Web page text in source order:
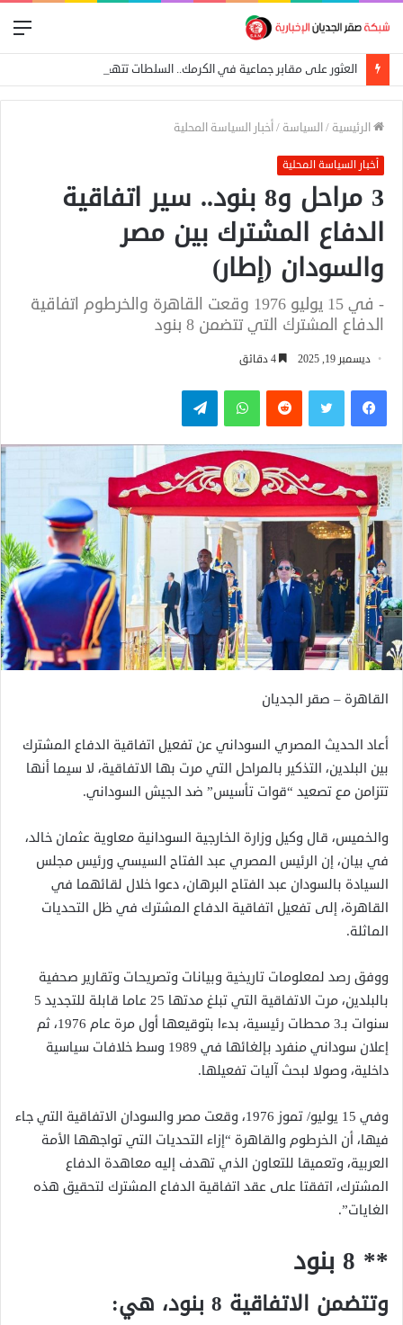
الرئيسية /السياسة /أخبار السياسة المحلية
أخبار السياسة المحلية
3 مراحل و8 بنود.. سير اتفاقية
الدفاع المشترك بين مصر
والسودان (إطار)
- في 15 يوليو 1976 وقعت القاهرة والخرطوم اتفاقية
الدفاع المشترك التي تتضمن 8 بنود
ديسمبر 19, 2025
فيسبوكتويتر واتساب تيلقرام
القاهرة – صقر الجديان
أعاد الحديث المصري السوداني عن تفعيل اتفاقية الدفاع المشترك
بين البلدين، التذكير بالمراحل التي مرت بها الاتفاقية، لا سيما أنها
تتزامن مع تصعيد “قوات تأسيس” ضد الجيش السوداني.
والخميس، قال وكيل وزارة الخارجية السودانية معاوية عثمان خالد،
في بيان، إن الرئيس المصري عبد الفتاح السيسي ورئيس مجلس
السيادة بالسودان عبد الفتاح البرهان، دعوا خلال لقائهما في
القاهرة، إلى تفعيل اتفاقية الدفاع المشترك في ظل التحديات
الماثلة.
ووفق رصد لمعلومات تاريخية وبيانات وتصريحات وتقارير صحفية
بالبلدين، مرت الاتفاقية التي تبلغ مدتها 25 عاما قابلة للتجديد 5
سنوات بـ3 محطات رئيسية، بدءا بتوقيعها أول مرة عام 1976، ثم
إعلان سوداني منفرد بإلغائها في 1989 وسط خلافات سياسية
داخلية، وصولا لبحث آليات تفعيلها.
وفي 15 يوليو/ تموز 1976، وقعت مصر والسودان الاتفاقية التي جاء
فيها، أن الخرطوم والقاهرة “إزاء التحديات التي تواجهها الأمة
العربية، وتعميقا للتعاون الذي تهدف إليه معاهدة الدفاع
المشترك، اتفقتا على عقد اتفاقية الدفاع المشترك لتحقيق هذه
الغايات”.
** 8 بنود
وتتضمن الاتفاقية 8 بنود، هي: